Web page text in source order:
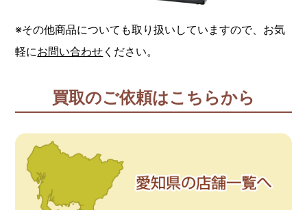
※その他商品についても取り扱いしていますので、お気
軽にお問い合わせ ください。
買取のご依頼はこちらから